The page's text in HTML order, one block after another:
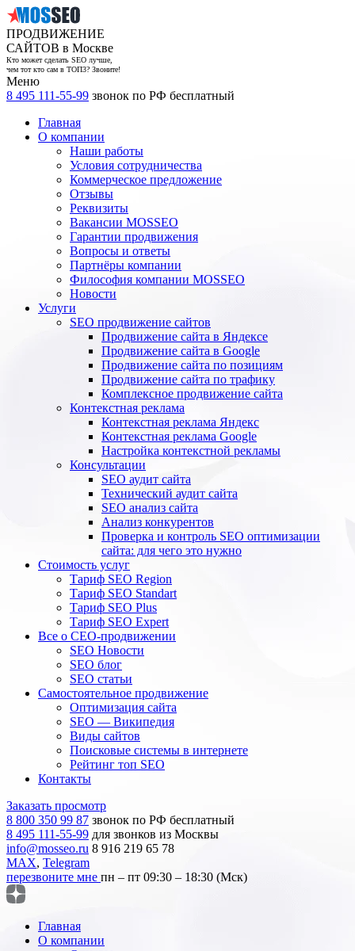
ПРОДВИЖЕНИЕ
САЙТОВ в Москве
Кто может сделать SEO лучше,
чем тот кто сам в ТОП3? Звоните!
Меню
8 495 111-55-99 звонок по РФ бесплатный
Главная
О компании
Наши работы
Условия сотрудничества
Коммерческое предложение
Отзывы
Реквизиты
Вакансии MOSSEO
Гарантии продвижения
Вопросы и ответы
Партнёры компании
Философия компании MOSSEO
Новости
Услуги
SEO продвижение сайтов
Продвижение сайта в Яндексе
Продвижение сайта в Google
Продвижение сайта по позициям
Продвижение сайта по трафику
Комплексное продвижение сайта
Контекстная реклама
Контекстная реклама Яндекс
Контекстная реклама Google
Настройка контекстной рекламы
Консультации
SEO аудит сайта
Технический аудит сайта
SEO анализ сайта
Анализ конкурентов
Проверка и контроль SEO оптимизации
сайта: для чего это нужно
Стоимость услуг
Тариф SEO Region
Тариф SEO Standart
Тариф SEO Plus
Тариф SEO Expert
Все о СЕО-продвижении
SEO Новости
SEO блог
SEO статьи
Самостоятельное продвижение
Оптимизация сайта
SEO — Википедия
Виды сайтов
Поисковые системы в интернете
Рейтинг топ SEO
Контакты
Заказать просмотр
8 800 350 99 87 звонок по РФ бесплатный
8 495 111-55-99 для звонков из Москвы
info@mosseo.ru 8 916 219 65 78
MAX, Telegram
перезвоните мне пн – пт 09:30 – 18:30 (Мск)
Главная
О компании